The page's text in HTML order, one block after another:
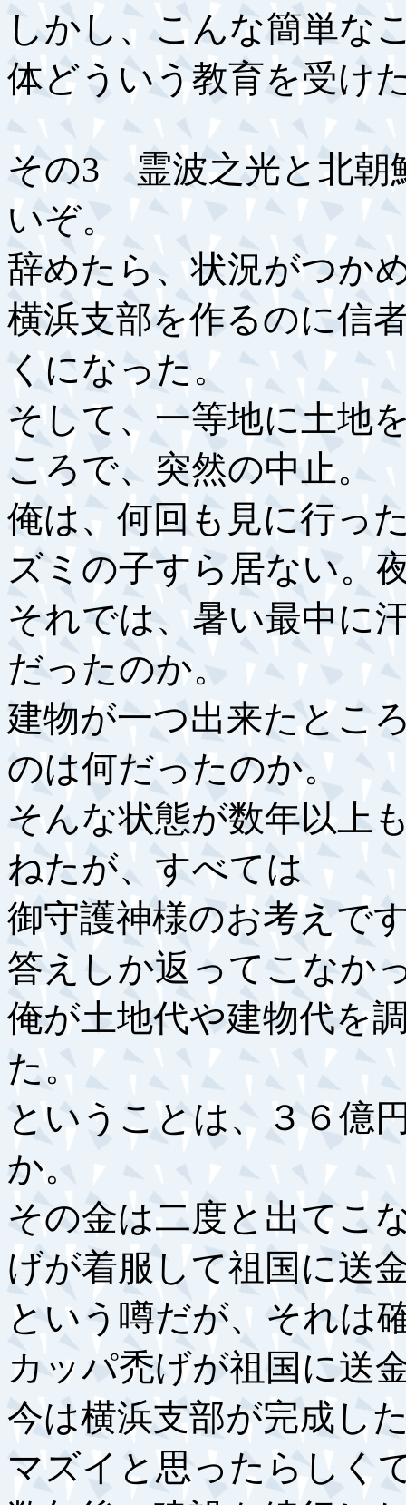
しかし、こんな簡単な
体どういう教育を受け
その3 霊波之光と北朝
いぞ。
辞めたら、状況がつか
横浜支部を作るのに信
くになった。
そして、一等地に土地
ころで、突然の中止。
俺は、何回も見に行っ
ズミの子すら居ない。
それでは、暑い最中に
だったのか。
建物が一つ出来たとこ
のは何だったのか。
そんな状態が数年以上
ねたが、すべては
御守護神様のお考えで
答えしか返ってこなか
俺が土地代や建物代を
た。
ということは、３６億
か。
その金は二度と出てこ
げが着服して祖国に送
という噂だが、それは
カッパ禿げが祖国に送
今は横浜支部が完成し
マズイと思ったらしく